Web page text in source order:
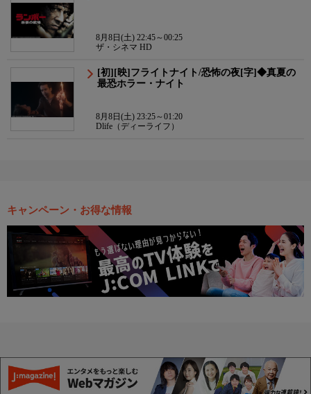
8月8日(土) 22:45～00:25
ザ・シネマ HD
[初][映]フライトナイト/恐怖の夜[字]◆真夏の
最恐ホラー・ナイト
8月8日(土) 23:25～01:20
Dlife（ディーライフ）
キャンペーン・お得な情報